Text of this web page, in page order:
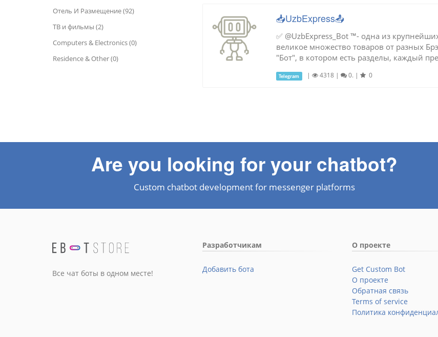
Отель И Размещение (92)
ТВ и фильмы (2)
Computers & Electronics (0)
Residence & Other (0)
📥UzbExpress📤
✅ @UzbExpress_Bot ™- одна из
великое множество товаров от разных
"Бот", в котором есть разделы, каждый
Telegram | 4318| 0. | 0
Are you looking for your chatbot?
Custom chatbot development for messenger platforms
Все чат боты в одном месте!
Разработчикам
Добавить бота
О проекте
Get Custom Bot
О проекте
Обратная связь
Terms of service
Политика